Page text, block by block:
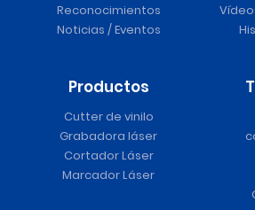
Reconocimientos
Noticias / Eventos
Productos
Cutter de vinilo
Grabadora láser
Cortador Láser
Marcador Láser